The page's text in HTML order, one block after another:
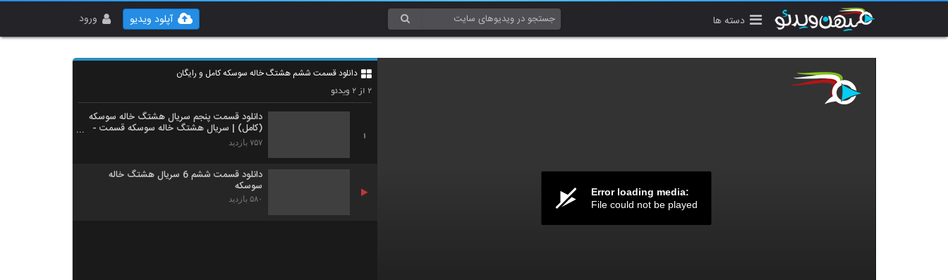
دسته ها ورود آپلود ویدیو
Error loading media:
File could not be played
دانلود قسمت ششم هشتگ خاله سوسکه کامل و رایگان
۲ از ۲ ویدئو
1
دانلود قسمت پنجم سریال هشتگ خاله سوسکه
(کامل) | سریال هشتگ خاله سوسکه قسمت -
5- پنجم HD
۷۵۷ بازدید
دانلود قسمت ششم 6 سریال هشتگ خاله
سوسکه
۵۸۰ بازدید